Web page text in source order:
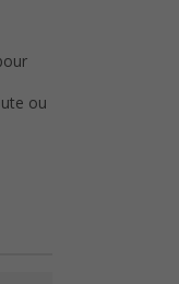
ou